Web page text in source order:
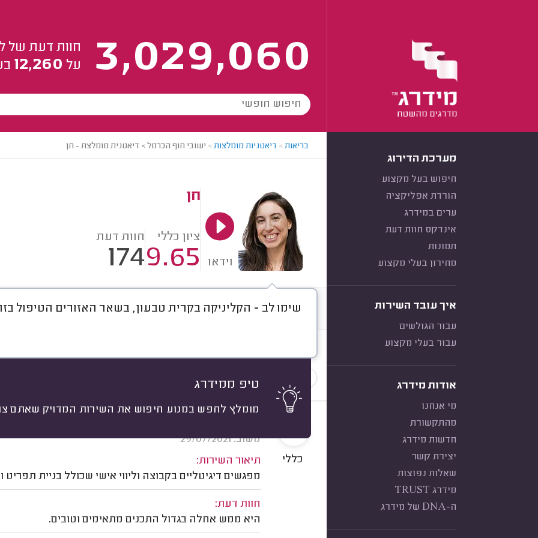
3,029,060
חוות דעת של
על 12,260
מערכת הדירוג
חיפוש בעל מקצוע
הורדת אפליקציה
ערים במידרג
אינדקס חוות דעת
תמונות
מחירון בעלי מקצוע
איך עובד השירות
עבור הגולשים
עבור בעלי מקצוע
אודות מידרג
מי אנחנו
מהתקשורת
חדשות מידרג
יצירת קשר
שאלות נפוצות
מידרג TRUST
ה-DNA של מידרג
בריאות> דיאטניות מומלצות> ישובי חוף הכרמל > דיאטנית מומלצת - חן
וידאו
חן
ציון כללי
9.65
חוות דעת
174
שימו לב - הקליניקה בקרית טבעון, בשאר האזורים הטיפול בזום.
טיפ ממידרג
מומלץ לחפש במנוע חיפוש את השירות המדויק שאתם
דברו איתי חוות דעת מחירים ממוצע
לפי התמחות
משוב: 29/07/2021
תיאור השירות:
מפגשים דיגיטליים בקבוצה וליווי אישי שכולל בניית תפריט ומעקב
חוות דעת:
היא ממש אחלה בגדול התכנים מתאימים וטובים.
10
כללי